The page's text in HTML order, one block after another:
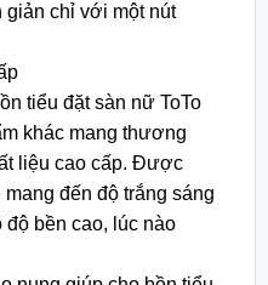
chỉ với một nút
tiểu đặt sàn nữ ToTo
khác mang thương
liệu cao cấp. Được
đến độ trắng sáng
độ bền cao, lúc nào